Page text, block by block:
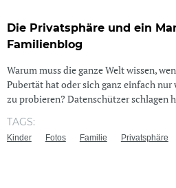
Die Privatsphäre und ein
Familienblog
Warum muss die ganze Welt wissen,
Pubertät hat oder sich ganz einfach nur
zu probieren? Datenschützer schlagen
TAGS:
Kinder Fotos Familie Privatsphäre